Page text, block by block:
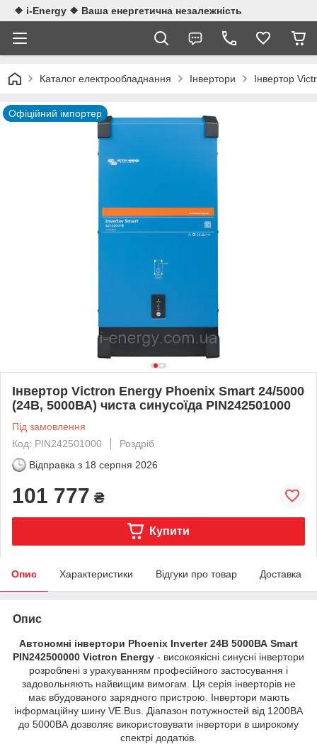
❖ i-Energy ❖ Ваша енергетична незалежність
Каталог електрообладнання Інвертори Інвертор
Офіційний імпортер
Інвертор Victron Energy Phoenix Smart 24/5000
(24В, 5000ВА) чиста синусоїда PIN242501000
Під замовлення
Код: PIN242501000
Роздріб
Відправка з 18 серпня 2026
101 777 ₴
Купити
Опис Характеристики Відгуки про товар Доставка
Опис
Автономні інвертори Phoenix Inverter 24В 5000ВА Smart
PIN242500000 Victron Energy - високоякісні синусні інвертори
розроблені з урахуванням професійного застосування і
задовольняють найвищим вимогам. Ця серія інверторів не
має вбудованого зарядного пристрою. Інвертори мають
інформаційну шину VE.Bus. Діапазон потужностей від 1200ВА
до 5000ВА дозволяє використовувати інвертори в широкому
спектрі додатків.